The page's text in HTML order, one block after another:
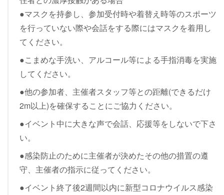
●マスクを持参し、参加受付時や着替え時等のスポーツ
を行っていない際や会話をする際にはマスクを着用し
てください。
●こまめな手洗い、アルコール等による手指消毒を実施
してください。
●他の参加者、主催者スタッフ等との距離(できるだけ
2m以上)を確保することにご協力ください。
●イベント中に大きな声で会話、応援等をしないで下さ
い。
●感染防止のために主催者が決めたその他の措置の遵
守、主催者の指示に従ってください。
●イベント終了後2週間以内に新型コロナウイルス感染